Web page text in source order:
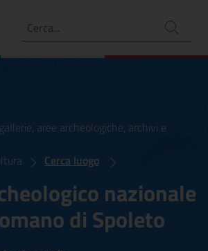
Ricerca
aree archeologiche, archivi e
Cerca luogo
nazionale
di Spoleto